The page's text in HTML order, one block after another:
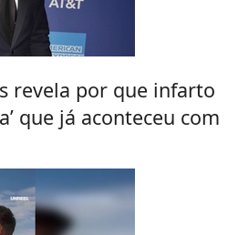
revela por que infarto
que já aconteceu com